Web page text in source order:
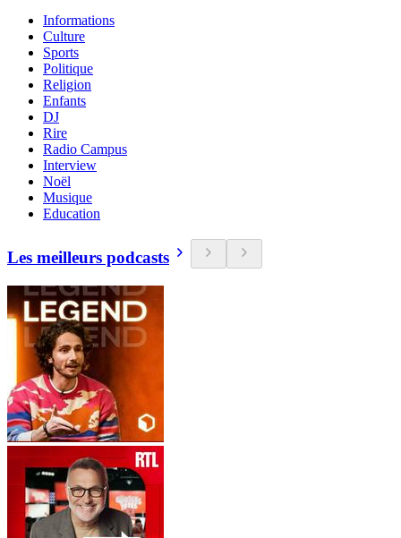
Informations
Culture
Sports
Politique
Religion
Enfants
DJ
Rire
Radio Campus
Interview
Noël
Musique
Education
Les meilleurs podcasts